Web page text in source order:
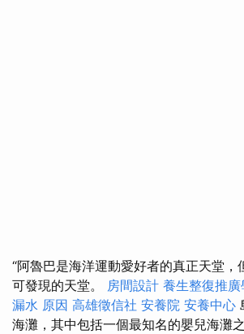
“阿魯巴是海洋運動愛好者的真正天堂，
可發現的天堂。 房間設計 養生整復推
漏水 原因 高雄徵信社 安養院 安養中心
海灘，其中包括一個最知名的嬰兒海灘